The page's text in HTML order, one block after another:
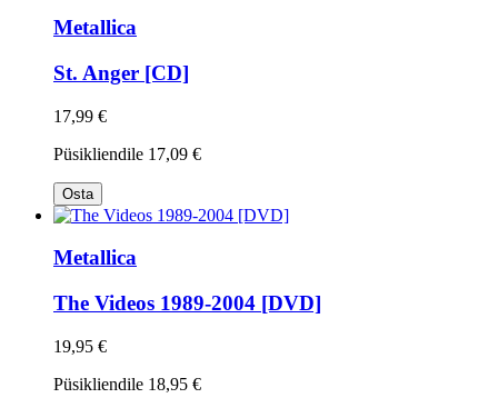
Metallica
St. Anger [CD]
17,99 €
Püsikliendile 17,09 €
Osta
Metallica
The Videos 1989-2004 [DVD]
19,95 €
Püsikliendile 18,95 €